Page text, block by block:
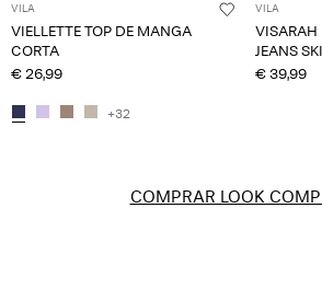
VILA
VIELLETTE TOP DE MANGA
CORTA
€ 26,99
+32
VILA
VISARAH
JEANS
€ 39,99
COMPRAR LOOK